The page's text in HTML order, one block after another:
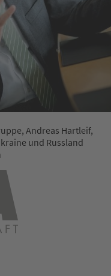
Andreas Hartleif,
und Russland